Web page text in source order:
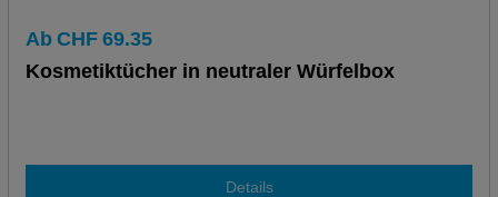
Ab CHF 69.35
Kosmetiktücher in neutraler Würfelbox
Details